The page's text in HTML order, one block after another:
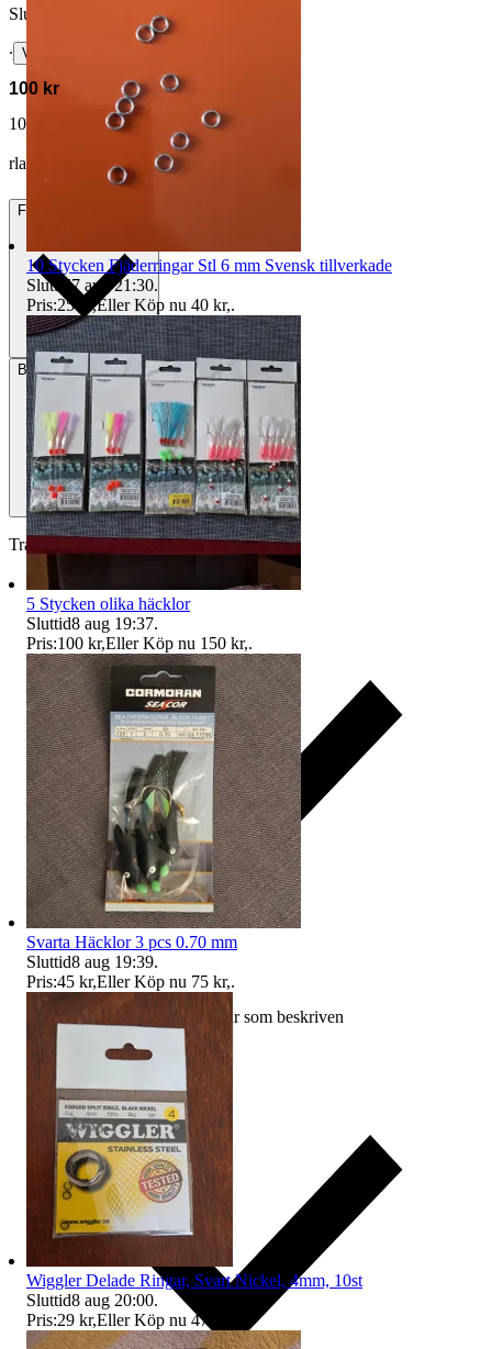
Slutpris
∙ Visa bud
100 kr
107 kr med köparskydd.
Läs mer
rlaven vann auktionen
Frakt
BetalningVia Tradera
Traderas köparskydd
Ersättning om varan inte är som beskriven
10 Stycken Fjäderringar Stl 6 mm Svensk tillverkade
Sluttid7 aug 21:30.
Pris:25 kr ,Eller Köp nu 40 kr,.
5 Stycken olika häcklor
Sluttid8 aug 19:37.
Pris:100 kr,Eller Köp nu 150 kr,.
Svarta Häcklor 3 pcs 0.70 mm
Sluttid8 aug 19:39.
Pris:45 kr,Eller Köp nu 75 kr,.
Wiggler Delade Ringar, Svart Nickel, 4mm, 10st
Sluttid8 aug 20:00.
Pris:29 kr,Eller Köp nu 47 kr